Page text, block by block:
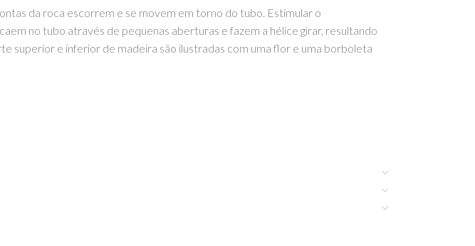
da roca escorrem e se movem em torno do tubo. Estimular o
no tubo através de pequenas aberturas e fazem a hélice girar, resultando
superior e inferior de madeira são ilustradas com uma flor e uma borboleta